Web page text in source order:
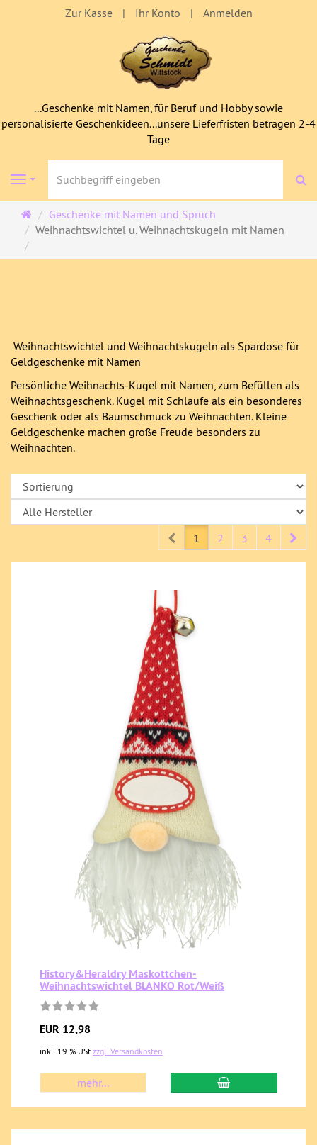
Zur Kasse Ihr Konto Anmelden
...Geschenke mit Namen, für Beruf und Hobby sowie
personalisierte Geschenkideen...unsere Lieferfristen betragen 2-4
Tage
Navigation
Startseite
Geschenke mit Namen und Spruch
Weihnachtswichtel u. Weihnachtskugeln mit Namen
Weihnachtswichtel und Weihnachtskugeln als Spardose für
Geldgeschenke mit Namen
Persönliche Weihnachts-Kugel mit Namen, zum Befüllen als
Weihnachtsgeschenk. Kugel mit Schlaufe als ein besonderes
Geschenk oder als Baumschmuck zu Weihnachten. Kleine
Geldgeschenke machen große Freude besonders zu
Weihnachten.
Prev1 2 3 4
History&Heraldry Maskottchen-
Weihnachtswichtel BLANKO Rot/Weiß
EUR 12,98
inkl. 19 % USt zzgl. Versandkosten
mehr...